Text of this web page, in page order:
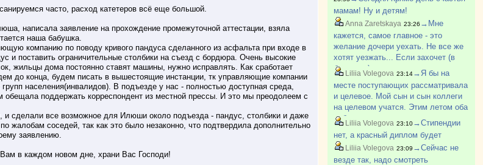
часто, расход катетеров всё еще большой.
написала заявление на прохождение промежуточной аттестации, взяла
наша бабушка.
компанию по поводу кривого пандуса сделанного из асфальта при входе в
и поставить ограничительные столбики на съезд с бордюра. Очень высокие
жильцы дома постоянно ставят машины, нужно исправлять. Как сработает
до конца, будем писать в вышестоящие инстанции, тк управляющие компании
населения(инвалидов). В подъезде у нас - полностью доступная среда,
обещала поддержать корреспондент из местной прессы. И это мы преодолеем с
сделали все возможное для Илюши около подъезда - пандус, столбики и даже
жалобам соседей, так как это было незаконно, что подтвердила дополнительно
заявлению.
в каждом новом дне, храни Вас Господи!
Первое место досталось БВИ. У
нее с медалью 280 баллов.
мамам! Ну и детям!
Anna Zaretskaya 23:26 →Мне
кажется, самое главное - это
желание дочери уехать. Не все же
хотят уезжать... Если захочет (в
будущем) уехать - то все
преодолеет, и общагу, и соседок,
еще и будет рада, что живет в
общежитии (да, да, моей в прошло?
Liliia Volegova 23:14→Я бы на
месте поступающих рассматривала
и целевое. Мой сын и сын коллеги
на целевом учатся. Этим летом оба
побывали на практике на своих
предприятиях. И обоим
понравилось. Не самый плохой
вариант, если надо определенну?
Liliia Volegova 23:10→Стипендии
нет, а красный диплом будет
Liliia Volegova 23:09 →Сейчас не
везде так, надо смотреть